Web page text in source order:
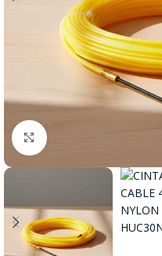
Click to enlarge